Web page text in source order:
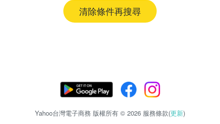
清除條件再搜尋
Yahoo台灣電子商務 版權所有 © 2026 服務條款(更新)